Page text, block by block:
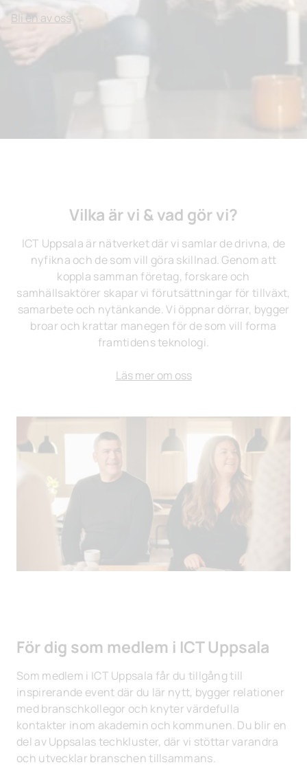
Bli en av oss
Vilka är vi & vad gör vi?
ICT Uppsala är nätverket där vi samlar de drivna, de
nyfikna och de som vill göra skillnad. Genom att
koppla samman företag, forskare och
samhällsaktörer skapar vi förutsättningar för tillväxt,
samarbete och nytänkande. Vi öppnar dörrar, bygger
broar och krattar manegen för de som vill forma
framtidens teknologi.
Läs mer om oss
För dig som medlem i ICT Uppsala
Som medlem i ICT Uppsala får du tillgång till
inspirerande event där du lär nytt, bygger relationer
med branschkollegor och knyter värdefulla
kontakter inom akademin och kommunen. Du blir en
del av Uppsalas techkluster, där vi stöttar varandra
och utvecklar branschen tillsammans.